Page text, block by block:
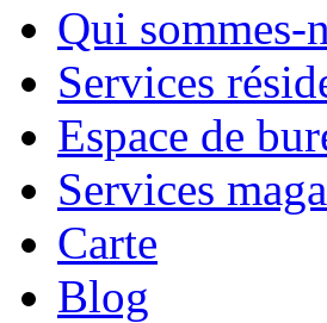
Qui sommes-
Services
Espace de
Services
Carte
Blog